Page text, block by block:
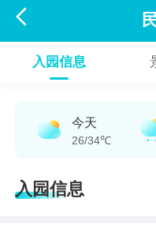

入园信息
今天
26/34℃
入园信息